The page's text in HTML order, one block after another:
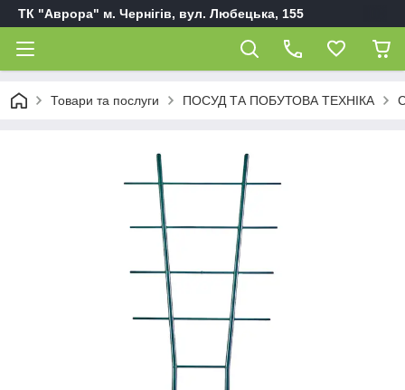
ТК "Аврора" м. Чернігів, вул. Любецька, 155
Товари та послуги ПОСУД ТА ПОБУТОВА ТЕХНІКА